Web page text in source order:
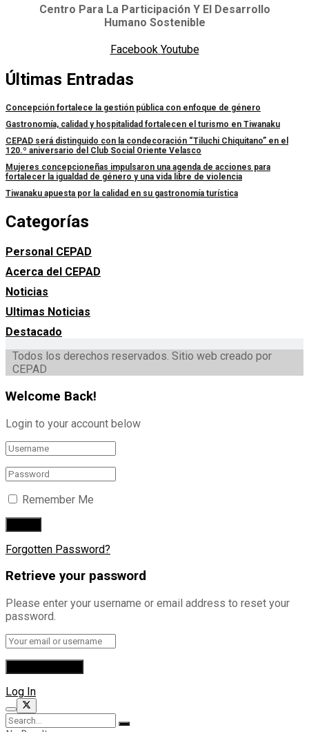
Centro Para La Participación Y El Desarrollo
Humano Sostenible
Facebook Youtube
Últimas Entradas
Concepción fortalece la gestión pública con enfoque de género
Gastronomía, calidad y hospitalidad fortalecen el turismo en Tiwanaku
CEPAD será distinguido con la condecoración “Tiluchi Chiquitano” en el
120.º aniversario del Club Social Oriente Velasco
Mujeres concepcioneñas impulsaron una agenda de acciones para
fortalecer la igualdad de género y una vida libre de violencia
Tiwanaku apuesta por la calidad en su gastronomía turística
Categorías
Personal CEPAD
Acerca del CEPAD
Noticias
Ultimas Noticias
Destacado
Todos los derechos reservados. Sitio web creado por
CEPAD
Welcome Back!
Login to your account below
Remember Me
Forgotten Password?
Retrieve your password
Please enter your username or email address to reset your
password.
Log In